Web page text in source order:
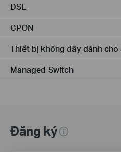
DSL
GPON
Thiết bị không dây dành cho
Managed Switch
Đăng ký